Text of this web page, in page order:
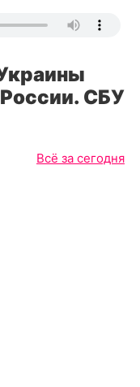
СБУ
Всё за сегодня